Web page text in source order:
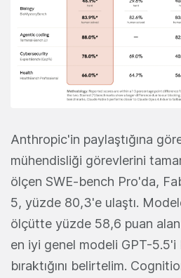
Anthropic'in paylaştığına
mühendisliği görevlerini
ölçen SWE-bench Pro'da,
5, yüzde 80,3'e ulaştı.
ölçütte yüzde 58,6 puan
en iyi genel modeli GPT-
bıraktığını belirtelim.